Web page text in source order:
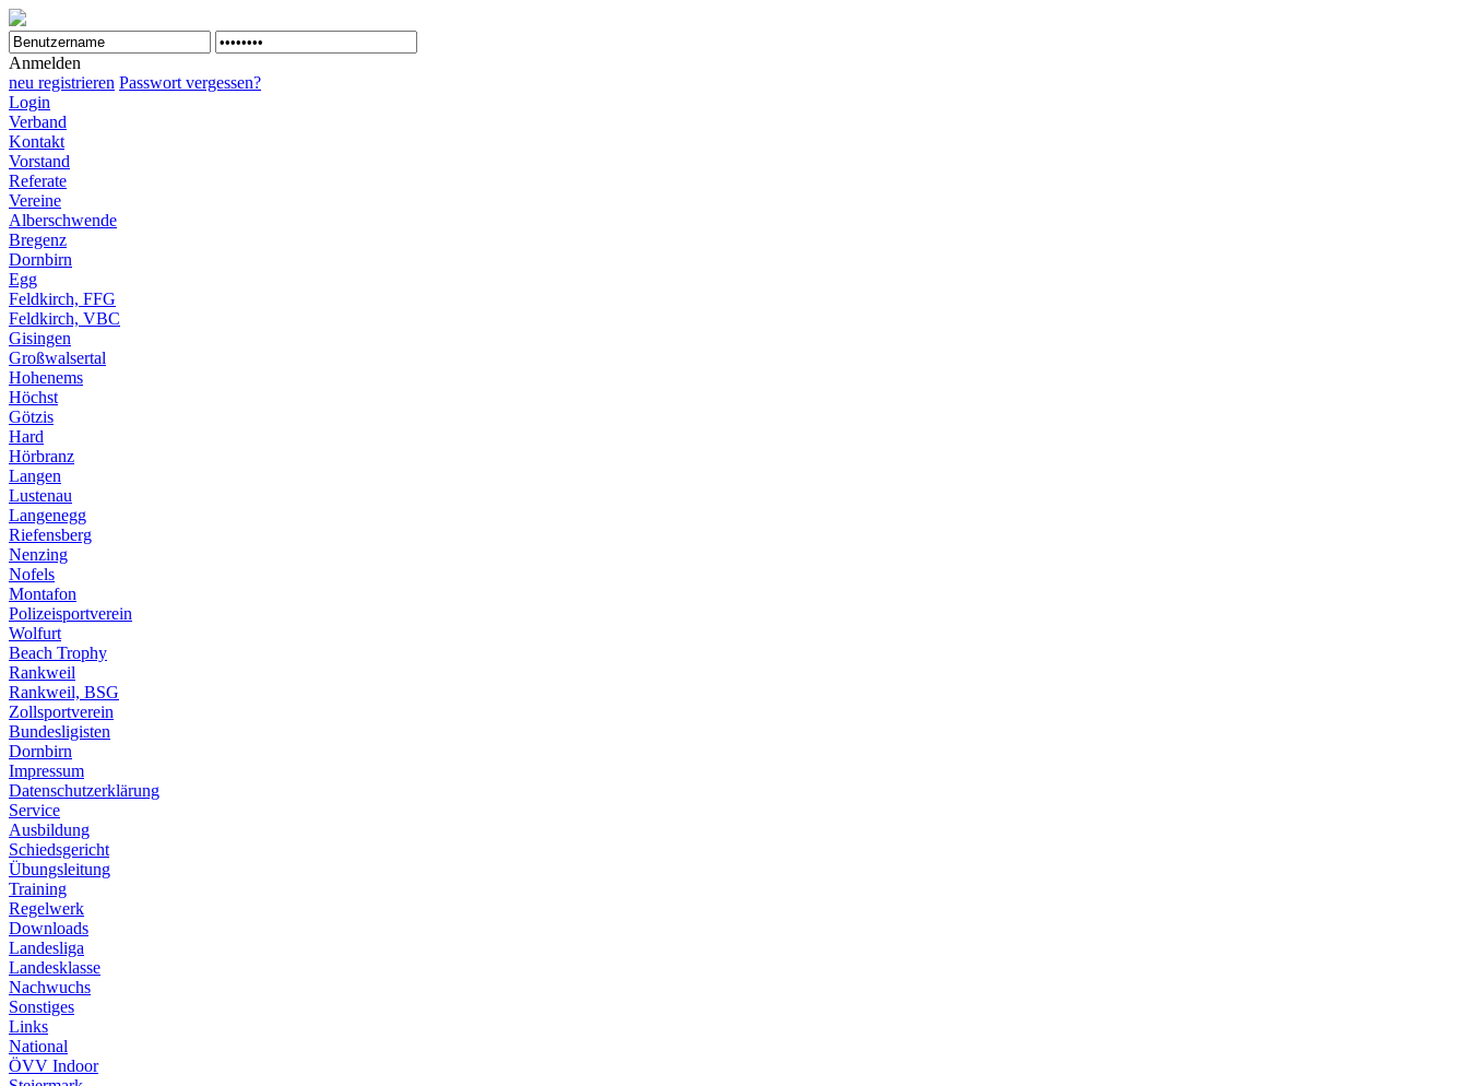
Anmelden
neu registrieren Passwort vergessen?
Login
Verband
Kontakt
Vorstand
Referate
Vereine
Alberschwende
Bregenz
Dornbirn
Egg
Feldkirch, FFG
Feldkirch, VBC
Gisingen
Großwalsertal
Hohenems
Höchst
Götzis
Hard
Hörbranz
Langen
Lustenau
Langenegg
Riefensberg
Nenzing
Nofels
Montafon
Polizeisportverein
Wolfurt
Beach Trophy
Rankweil
Rankweil, BSG
Zollsportverein
Bundesligisten
Dornbirn
Impressum
Datenschutzerklärung
Service
Ausbildung
Schiedsgericht
Übungsleitung
Training
Regelwerk
Downloads
Landesliga
Landesklasse
Nachwuchs
Sonstiges
Links
National
ÖVV Indoor